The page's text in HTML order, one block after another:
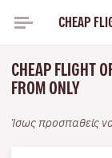
CHEAP
CHEAP FLIGHT
FROM ONLY
Ίσως προσπαθείς